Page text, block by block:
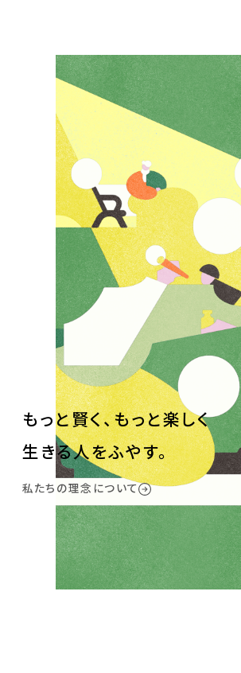
もっと賢く、もっと楽しく
生きる人をふやす。
私たちの理念について